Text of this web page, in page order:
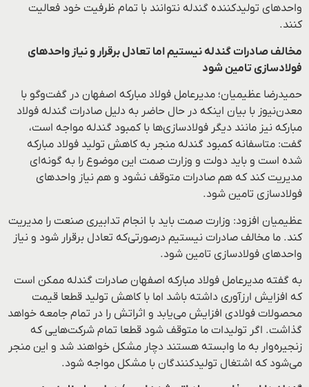
واحدهای تولیدکننده گندله نتوانند با تمام ظرفیت خود فعالیت
کنند.
مخالف صادرات گندله نیستیم اما تعادل برقرار و نیاز واحدهای
فولادسازی تامین شود
حمیدرضا عظیمیان؛ مدیرعامل فولاد مبارکه اصفهان در گفت‌و‌گو با
معدن‌نیوز با بیان اینکه در حال حاضر به دلیل صادرات گندله فولاد
مبارکه نیز مانند دیگر فولادسازی‌ها با کمبود گندله مواجه است،
گفت: متاسفانه کمبود گندله منجر به کاهش تولید فولاد مبارکه
شده است و باید دولت و وزارت صمت این موضوع را به گونه‌ای
مدیریت کند که هم صادرات متوقف نشود و هم نیاز واحدهای
فولادسازی تامین شود.
عظیمیان افزود: وزارت صمت باید با انجام تدابیری صنعت را مدیریت
کند. ما مخالف صادرات نیستیم در‌صورتی‌که تعادل برقرار شود و نیاز
واحدهای فولادسازی تامین شود.
به گفته مدیرعامل فولاد مبارکه اصفهان صادرات گندله ممکن است
که افزایش ارزآوری داشته باشد اما با کاهش تولید قطعا قیمت
محصولات فولادی افزایش می‌یابد و اثراتش را در تمام جامعه خواهد
گذاشت. اگر تولیدات ما متوقف شود قطعا تمام شرکت‌هایی که
زنجیره‌وار به ما وابسته هستند دچار مشکل خواهند شد و این منجر
می‌شود که اشتغال تولیدکنندگان با مشکل مواجه شود.